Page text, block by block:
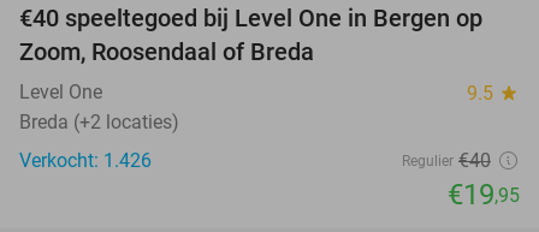
50%
€40 speeltegoed bij Level One in Bergen op
Zoom, Roosendaal of Breda
Level One 9.5 star
Breda (+2 locaties)
Verkocht: 1.426
Regulier €40
€19,95